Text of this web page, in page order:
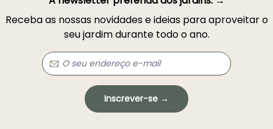
Receba as nossas novidades e ideias para aproveitar o
seu jardim durante todo o ano.
Inscrever-se →